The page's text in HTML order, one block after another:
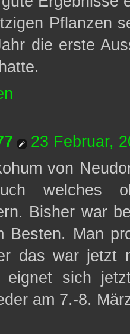
Pflanzen
die erste
23 Februar,
von
welches
Bisher war
Besten. Man
das war jetzt
eignet sich
am 7.-8.